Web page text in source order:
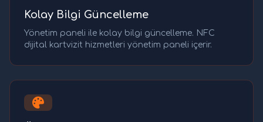
Kolay Bilgi Güncelleme
Yönetim paneli ile kolay bilgi güncelleme. NFC
dijital kartvizit hizmetleri yönetim paneli içerir.